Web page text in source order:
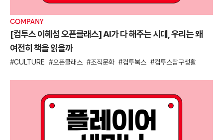
COMPANY
[컴투스 이혜성 오픈클래스] AI가 다 해주는 시대, 우리는 왜
여전히 책을 읽을까
CULTURE 오픈클래스 조직문화 컴투북스 컴투스탐구생활